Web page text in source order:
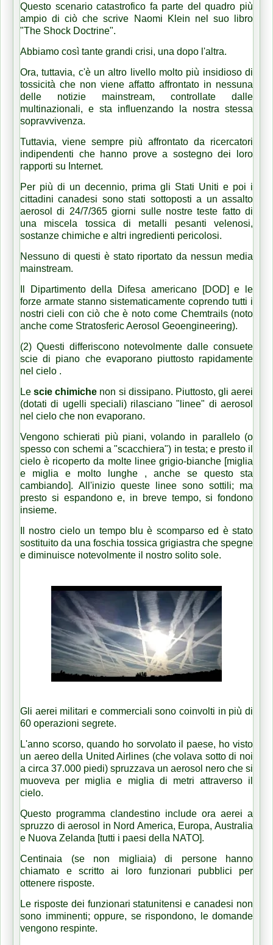
Questo scenario catastrofico fa parte del quadro più
ampio di ciò che scrive Naomi Klein nel suo libro
"The Shock Doctrine".
Abbiamo così tante grandi crisi, una dopo l'altra.
Ora, tuttavia, c'è un altro livello molto più insidioso di
tossicità che non viene affatto affrontato in nessuna
delle notizie mainstream, controllate dalle
multinazionali, e sta influenzando la nostra stessa
sopravvivenza.
Tuttavia, viene sempre più affrontato da ricercatori
indipendenti che hanno prove a sostegno dei loro
rapporti su Internet.
Per più di un decennio, prima gli Stati Uniti e poi i
cittadini canadesi sono stati sottoposti a un assalto
aerosol di 24/7/365 giorni sulle nostre teste fatto di
una miscela tossica di metalli pesanti velenosi,
sostanze chimiche e altri ingredienti pericolosi.
Nessuno di questi è stato riportato da nessun media
mainstream.
Il Dipartimento della Difesa americano [DOD] e le
forze armate stanno sistematicamente coprendo tutti i
nostri cieli con ciò che è noto come Chemtrails (noto
anche come Stratosferic Aerosol Geoengineering).
(2) Questi differiscono notevolmente dalle consuete
scie di piano che evaporano piuttosto rapidamente
nel cielo .
Lescie chimiche non si dissipano. Piuttosto, gli aerei
(dotati di ugelli speciali) rilasciano "linee" di aerosol
nel cielo che non evaporano.
Vengono schierati più piani, volando in parallelo (o
spesso con schemi a "scacchiera") in testa;e presto il
cielo è ricoperto da molte linee grigio-bianche [miglia
e miglia e molto lunghe , anche se questo sta
cambiando]. All'inizio queste linee sono sottili; ma
presto si espandono e, in breve tempo, si fondono
insieme.
Il nostro cielo un tempo blu è scomparso ed è stato
sostituito da una foschia tossica grigiastra che spegne
e diminuisce notevolmente il nostro solito sole.
Gli aerei militari e commerciali sono coinvolti in più di
60 operazioni segrete.
L'anno scorso, quando ho sorvolato il paese, ho visto
un aereo della United Airlines (che volava sotto di noi
a circa 37.000 piedi) spruzzava un aerosol nero che si
muoveva per miglia e miglia di metri attraverso il
cielo.
Questo programma clandestino include ora aerei a
spruzzo di aerosol in Nord America, Europa, Australia
e Nuova Zelanda [tutti i paesi della NATO].
Centinaia (se non migliaia) di persone hanno
chiamato e scritto ai loro funzionari pubblici per
ottenere risposte.
Le risposte dei funzionari statunitensi e canadesi non
sono imminenti; oppure, se rispondono, le domande
vengono respinte.